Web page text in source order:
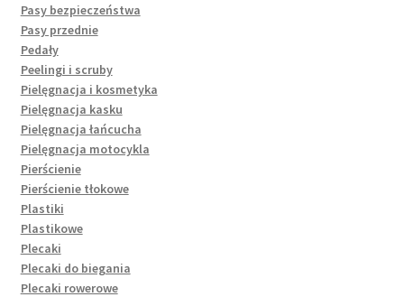
Pasy bezpieczeństwa
Pasy przednie
Pedały
Peelingi i scruby
Pielęgnacja i kosmetyka
Pielęgnacja kasku
Pielęgnacja łańcucha
Pielęgnacja motocykla
Pierścienie
Pierścienie tłokowe
Plastiki
Plastikowe
Plecaki
Plecaki do biegania
Plecaki rowerowe